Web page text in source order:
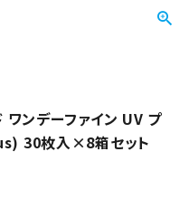
ワンデーファイン UV プ
30枚入×8箱セット